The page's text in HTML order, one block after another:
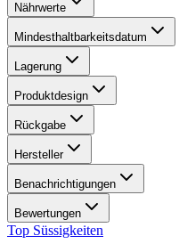
Nährwerte
Mindesthaltbarkeitsdatum
Lagerung
Produktdesign
Rückgabe
Hersteller
Benachrichtigungen
Bewertungen
Top Süssigkeiten